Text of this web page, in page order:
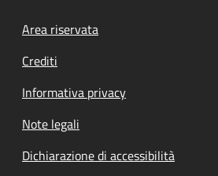
Footer menu
Area riservata
Crediti
Informativa privacy
Note legali
Dichiarazione di accessibilità